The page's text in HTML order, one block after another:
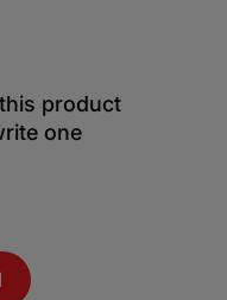
product.
one!